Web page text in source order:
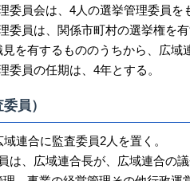
員会は、4人の選挙管理委員を
員は、関係市町村の選挙権を
見を有するもののうちから、広域
員の任期は、4年とする。
委員）
連合に監査委員2人を置く。
、広域連合長が、広域連合の